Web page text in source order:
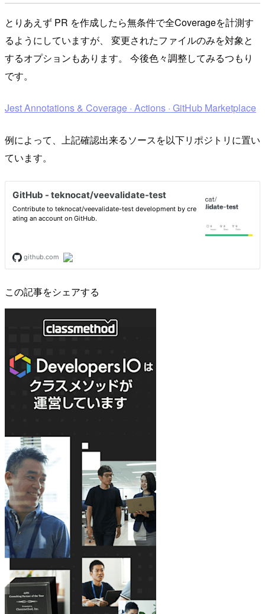
とりあえず PR を作成したら無条件で全Coverageを計測す
るようにしていますが、 変更されたファイルのみを対象と
するオプションもあります。 今後色々調整してみるつもり
です。
Jest Annotations & Coverage · Actions · GitHub Marketplace
例によって、上記確認出来るソースを以下リポジトリに置い
ています。
この記事をシェアする